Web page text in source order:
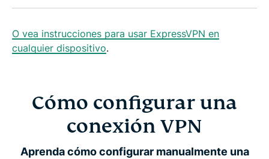
O vea instrucciones para usar ExpressVPN en
cualquier dispositivo.
Cómo configurar una
conexión VPN
Aprenda cómo configurar manualmente una